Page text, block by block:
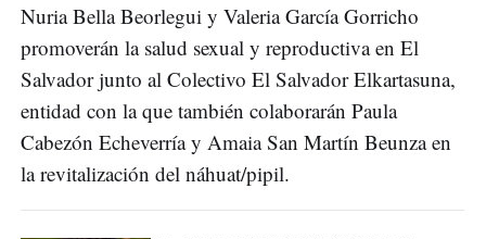
Nuria Bella Beorlegui y Valeria García Gorricho
promoverán la salud sexual y reproductiva en El
Salvador junto al Colectivo El Salvador Elkartasuna,
entidad con la que también colaborarán Paula
Cabezón Echeverría y Amaia San Martín Beunza en
la revitalización del náhuat/pipil.